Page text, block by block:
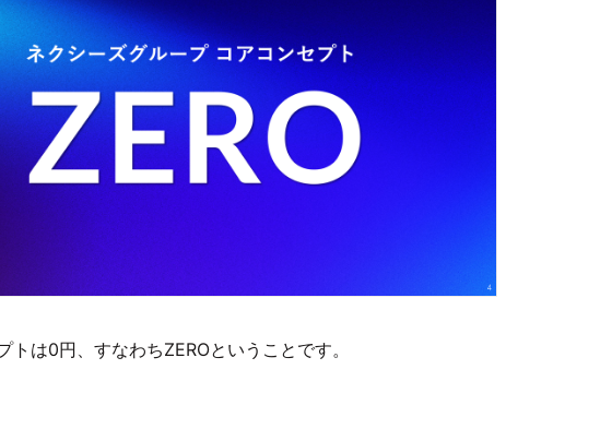
は0円、すなわちZEROということです。